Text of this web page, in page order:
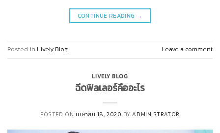
CONTINUE READING →
Posted in Lively Blog Leave a comment
LIVELY BLOG
ฉีดฟิลเลอร์คืออะไร
POSTED ON เมษายน 18, 2020 BYADMINISTRATOR